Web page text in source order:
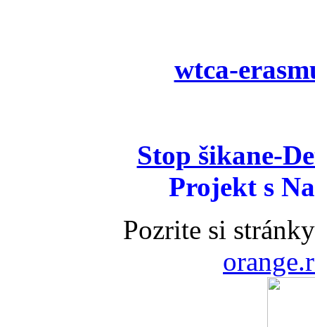
wtca-
Stop šikane-
Projekt s
Pozrite si